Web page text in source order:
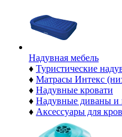
Надувная мебель
♦ Туристические
♦ Матрасы Интекс
♦ Надувные кровати
♦ Надувные диваны и
♦ Аксессуары для